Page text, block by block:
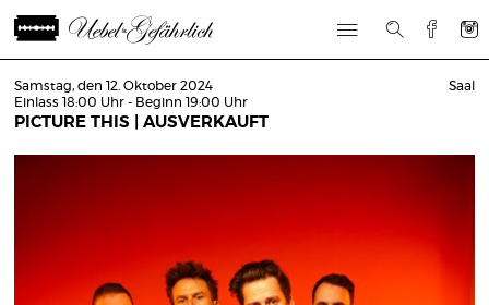
Samstag, den 12. Oktober 2024
Einlass 18:00 Uhr - Beginn 19:00 Uhr
PICTURE THIS | AUSVERKAUFT
Saal